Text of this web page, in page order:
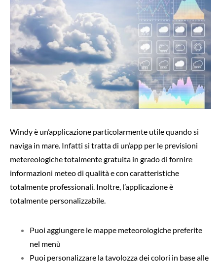
Windy è un’applicazione particolarmente utile quando si
naviga in mare. Infatti si tratta di un’app per le previsioni
metereologiche totalmente gratuita in grado di fornire
informazioni meteo di qualità e con caratteristiche
totalmente professionali. Inoltre, l’applicazione è
totalmente personalizzabile.
Puoi aggiungere le mappe meteorologiche preferite
nel menù
Puoi personalizzare la tavolozza dei colori in base alle